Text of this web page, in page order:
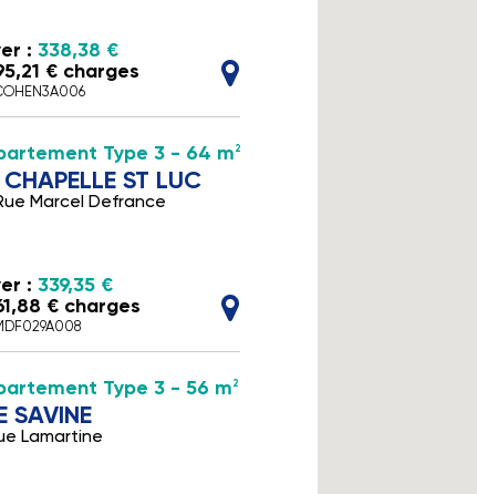
: 338,38 €
€ charges
Type 3 - 64 m 2
CHAPELLE ST LUC
Marcel Defrance
: 339,35 €
€ charges
Type 3 - 56 m 2
SAVINE
Lamartine